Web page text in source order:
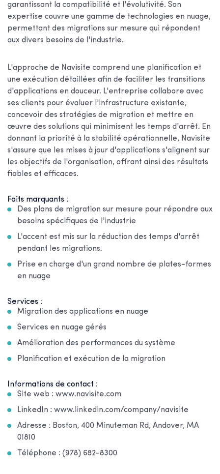
garantissant la compatibilité et l'évolutivité. Son
expertise couvre une gamme de technologies en nuage,
permettant des migrations sur mesure qui répondent
aux divers besoins de l'industrie.
L'approche de Navisite comprend une planification et
une exécution détaillées afin de faciliter les transitions
d'applications en douceur. L'entreprise collabore avec
ses clients pour évaluer l'infrastructure existante,
concevoir des stratégies de migration et mettre en
œuvre des solutions qui minimisent les temps d'arrêt. En
donnant la priorité à la stabilité opérationnelle, Navisite
s'assure que les mises à jour d'applications s'alignent sur
les objectifs de l'organisation, offrant ainsi des résultats
fiables et efficaces.
Faits marquants :
Des plans de migration sur mesure pour répondre aux
besoins spécifiques de l'industrie
L'accent est mis sur la réduction des temps d'arrêt
pendant les migrations.
Prise en charge d'un grand nombre de plates-formes
en nuage
Services :
Migration des applications en nuage
Services en nuage gérés
Amélioration des performances du système
Planification et exécution de la migration
Informations de contact :
Site web : www.navisite.com
LinkedIn : www.linkedin.com/company/navisite
Adresse : Boston, 400 Minuteman Rd, Andover, MA
01810
Téléphone : (978) 682-8300